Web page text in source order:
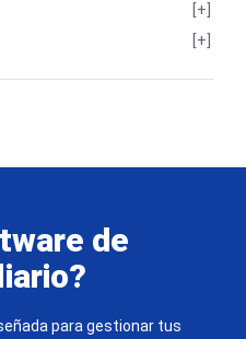
de
para gestionar tus